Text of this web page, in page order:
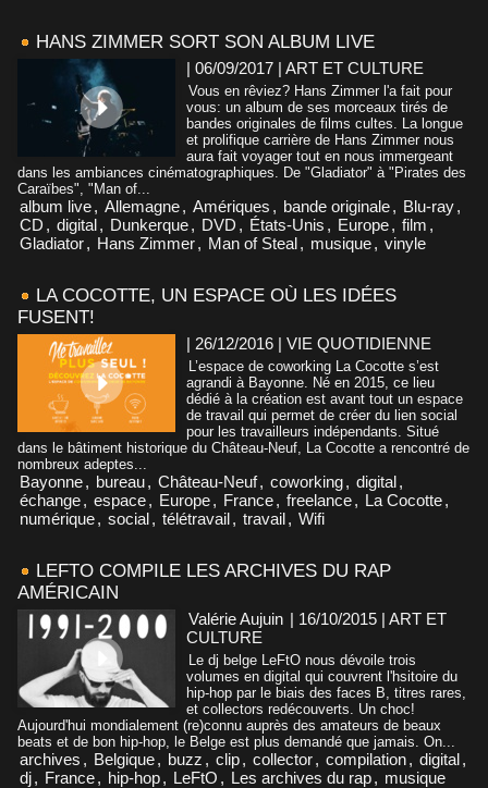
HANS ZIMMER SORT SON ALBUM LIVE
| 06/09/2017 | ART ET CULTURE
Vous en rêviez? Hans Zimmer l'a fait pour
vous: un album de ses morceaux tirés de
bandes originales de films cultes. La longue
et prolifique carrière de Hans Zimmer nous
aura fait voyager tout en nous immergeant
dans les ambiances cinématographiques. De "Gladiator" à "Pirates des
Caraïbes", "Man of...
album live, Allemagne, Amériques , bande originale, Blu-ray,
CD , digital, Dunkerque, DVD , États-Unis , Europe, film ,
Gladiator, Hans Zimmer, Man of Steal, musique, vinyle
LA COCOTTE, UN ESPACE OÙ LES IDÉES
FUSENT!
| 26/12/2016 | VIE QUOTIDIENNE
L’espace de coworking La Cocotte s’est
agrandi à Bayonne. Né en 2015, ce lieu
dédié à la création est avant tout un espace
de travail qui permet de créer du lien social
pour les travailleurs indépendants. Situé
dans le bâtiment historique du Château-Neuf, La Cocotte a rencontré de
nombreux adeptes...
Bayonne, bureau, Château-Neuf, coworking, digital,
échange, espace, Europe, France, freelance, La Cocotte,
numérique, social, télétravail, travail, Wifi
LEFTO COMPILE LES ARCHIVES DU RAP
AMÉRICAIN
Valérie Aujuin | 16/10/2015 | ART ET
CULTURE
Le dj belge LeFtO nous dévoile trois
volumes en digital qui couvrent l'hsitoire du
hip-hop par le biais des faces B, titres rares,
et collectors redécouverts. Un choc!
Aujourd'hui mondialement (re)connu auprès des amateurs de beaux
beats et de bon hip-hop, le Belge est plus demandé que jamais. On...
archives , Belgique, buzz , clip, collector, compilation, digital,
dj, France, hip-hop, LeFtO , Les archives du rap, musique